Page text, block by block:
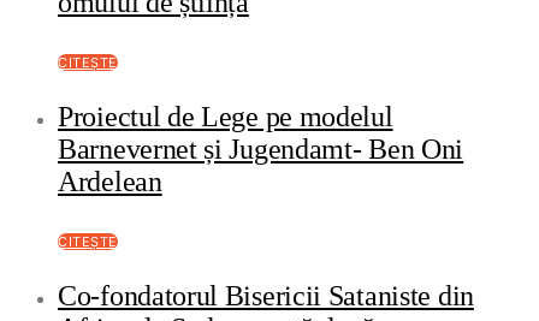
CITEȘTE
Proiectul de Lege pe modelul
Barnevernet și Jugendamt- Ben Oni
Ardelean
CITEȘTE
Co-fondatorul Bisericii Sataniste din